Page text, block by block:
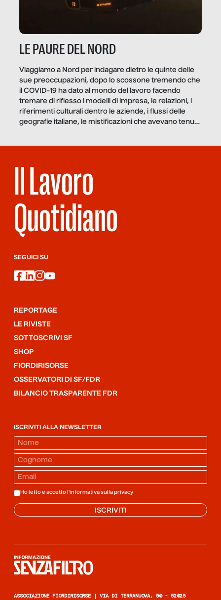
LE PAURE DEL NORD
Viaggiamo a Nord per indagare dietro le quinte delle
sue preoccupazioni, dopo lo scossone tremendo che
il COVID-19 ha dato al mondo del lavoro facendo
tremare di riflesso i modelli di impresa, le relazioni, i
riferimenti culturali dentro le aziende, i flussi delle
geografie italiane, le mistificazioni che avevano tenuto
Il Lavoro
Quotidiano
SEGUICI SU
facebook
linkedin
instagram
youtube
REPORTAGE
LE RIVISTE
SOTTOSCRIVI SF
SHOP
FIORDIRISORSE
OSSERVATORI DI SF/FDR
BILANCIO TRASPARENTE FDR
ISCRIVITI ALLA NEWSLETTER
Ho letto e accetto l'informativa sulla privacy
ISCRIVITI
ASSOCIAZIONE FIORDIRISORSE | VIA DI TERRANUOVA, 50 - 52025